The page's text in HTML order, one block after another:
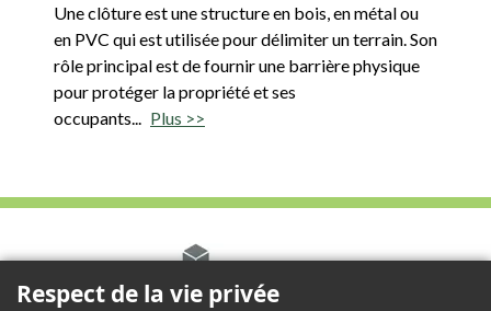
Une clôture est une structure en bois, en métal ou
en PVC qui est utilisée pour délimiter un terrain. Son
rôle principal est de fournir une barrière physique
pour protéger la propriété et ses
occupants...
Plus >>
Respect de la vie privée